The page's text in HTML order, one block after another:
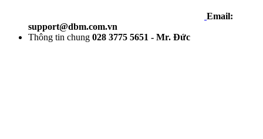
Email:
support@dbm.com.vn
Thông tin chung 028 3775 5651 - Mr. Đức